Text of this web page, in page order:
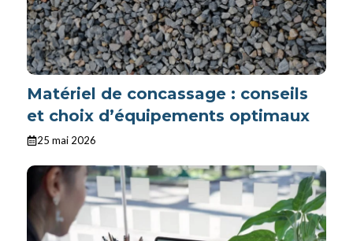
Matériel de concassage : conseils
et choix d’équipements optimaux
25 mai 2026